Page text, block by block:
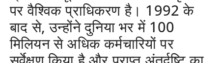
पर वैश्विक प्राधिकरण है। 1992 के
बाद से, उन्होंने दुनिया भर में 100
मिलियन से अधिक कर्मचारियों पर